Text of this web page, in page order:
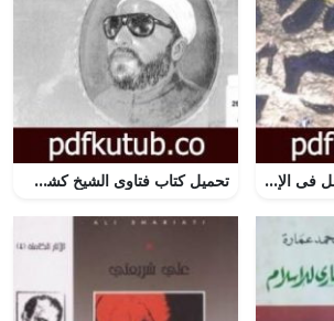
تحميل كتاب مقام العقل فى الإسلام PDF تأليف محمد عمارة مجانا [كامل] تحميل كتاب فتاوى الشيخ كشك – هموم المسلم اليومية ج6 PDF تأليف عبد الحميد كشك مجانا [كامل]